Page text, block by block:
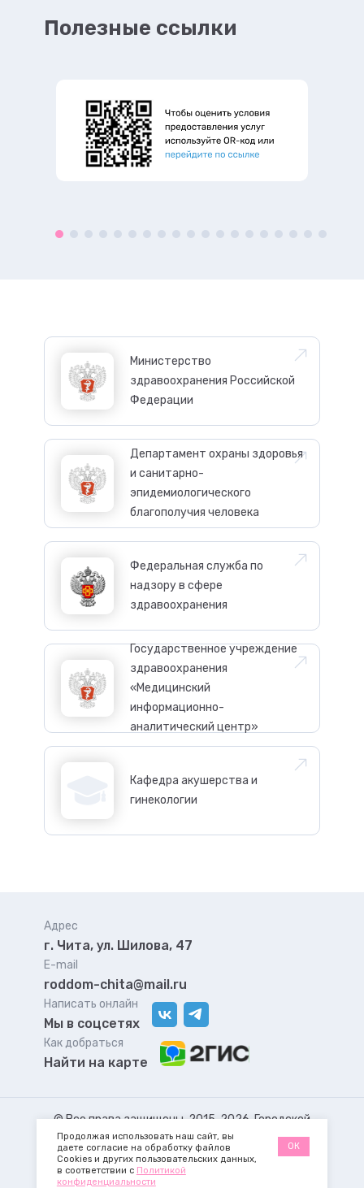
Продолжая использовать наш сайт, вы
даете согласие на обработку файлов
Cookies и других пользовательских данных,
в соответствии с Политикой
конфиденциальности
ОК
Полезные ссылки
Министерство
здравоохранения Российской
Федерации
Департамент охраны здоровья
и санитарно-
эпидемиологического
благополучия человека
Федеральная служба по
надзору в сфере
здравоохранения
Государственное учреждение
здравоохранения
«Медицинский
информационно-
аналитический центр»
Кафедра акушерства и
гинекологии
Адрес
г. Чита, ул. Шилова, 47
E-mail
roddom-chita@mail.ru
Написать онлайн
Мы в соцсетях
Как добраться
Найти на карте
© Все права защищены, 2015-2026. Городской
родильный дом
Политика